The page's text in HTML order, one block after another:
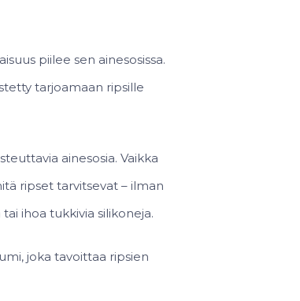
piilee sen ainesosissa.
tarjoamaan ripsille
ainesosia. Vaikka
ripset tarvitsevat – ilman
ihoa tukkivia silikoneja.
joka tavoittaa ripsien